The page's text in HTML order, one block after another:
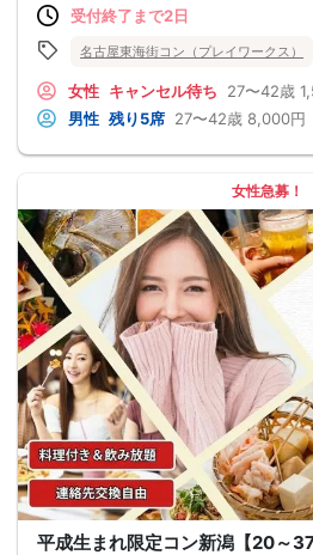
受付終了まで2日
名古屋東海街コン（プレイワークス）
女性 キャンセル待ち 27〜42歳
男性 残り5席 27〜42歳 8,000円
女性急募！
平成生まれ限定コン新潟【20～